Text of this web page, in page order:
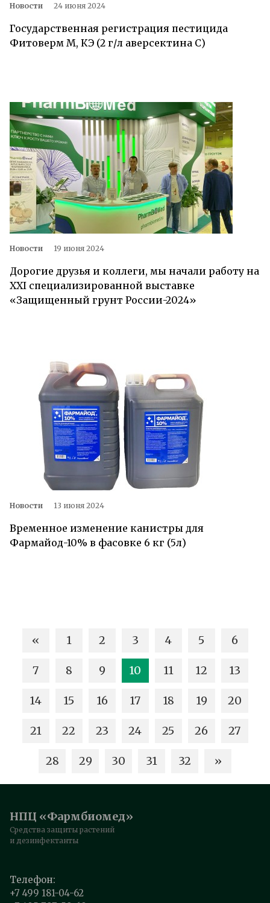
Новости 24 июня 2024
Государственная регистрация пестицида
Фитоверм М, КЭ (2 г/л аверсектина С)
Новости 19 июня 2024
Дорогие друзья и коллеги, мы начали работу на
XXI специализированной выставке
«Защищенный грунт России-2024»
Новости 13 июня 2024
Временное изменение канистры для
Фармайод-10% в фасовке 6 кг (5л)
« 1 2 3 4 5 6
7 8 9 10 11 12 13
14 15 16 17 18 19 20
21 22 23 24 25 26 27
28 29 30 31 32 »
НПЦ «Фармбиомед»
Средства защиты растений
и дезинфектанты
Телефон:
+7 499 181-04-62